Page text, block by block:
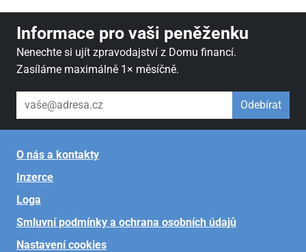
Informace pro vaši peněženku
Nenechte si ujít zpravodajství z Domu financí.
Zasíláme maximálně 1× měsíčně.
váš email Odebírat
O nás a kontakty
Inzerce
Loga
Smluvní podmínky a ochrana osobních údajů
Nastavení cookies